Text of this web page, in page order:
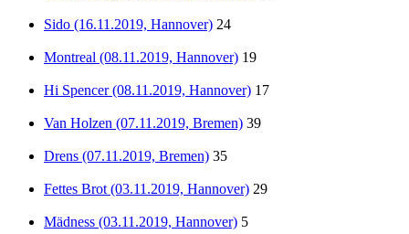
Sido (16.11.2019, Hannover) 24
Montreal (08.11.2019, Hannover) 19
Hi Spencer (08.11.2019, Hannover) 17
Van Holzen (07.11.2019, Bremen) 39
Drens (07.11.2019, Bremen) 35
Fettes Brot (03.11.2019, Hannover) 29
Mädness (03.11.2019, Hannover) 5